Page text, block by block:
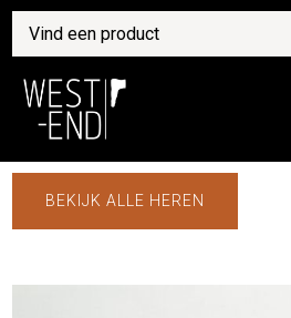
BEKIJK ALLE HEREN